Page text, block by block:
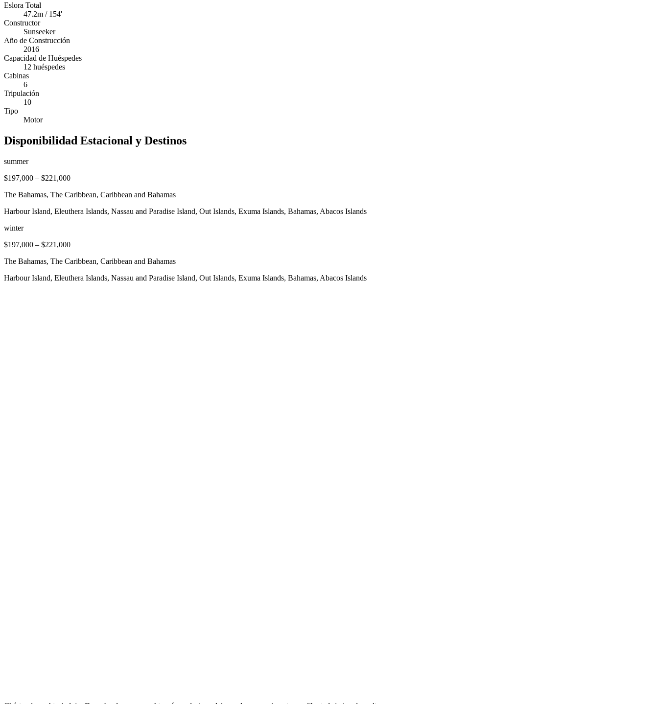
Eslora Total
47.2m / 154'
Constructor
Sunseeker
Año de Construcción
2016
Capacidad de Huéspedes
12 huéspedes
Cabinas
6
Tripulación
10
Tipo
Motor
Disponibilidad Estacional y Destinos
summer
$197,000 – $221,000
The Bahamas, The Caribbean, Caribbean and Bahamas
Harbour Island, Eleuthera Islands, Nassau and Paradise Island, Out Islands, Exuma Islands, Bahamas, Abacos Islands
winter
$197,000 – $221,000
The Bahamas, The Caribbean, Caribbean and Bahamas
Harbour Island, Eleuthera Islands, Nassau and Paradise Island, Out Islands, Exuma Islands, Bahamas, Abacos Islands